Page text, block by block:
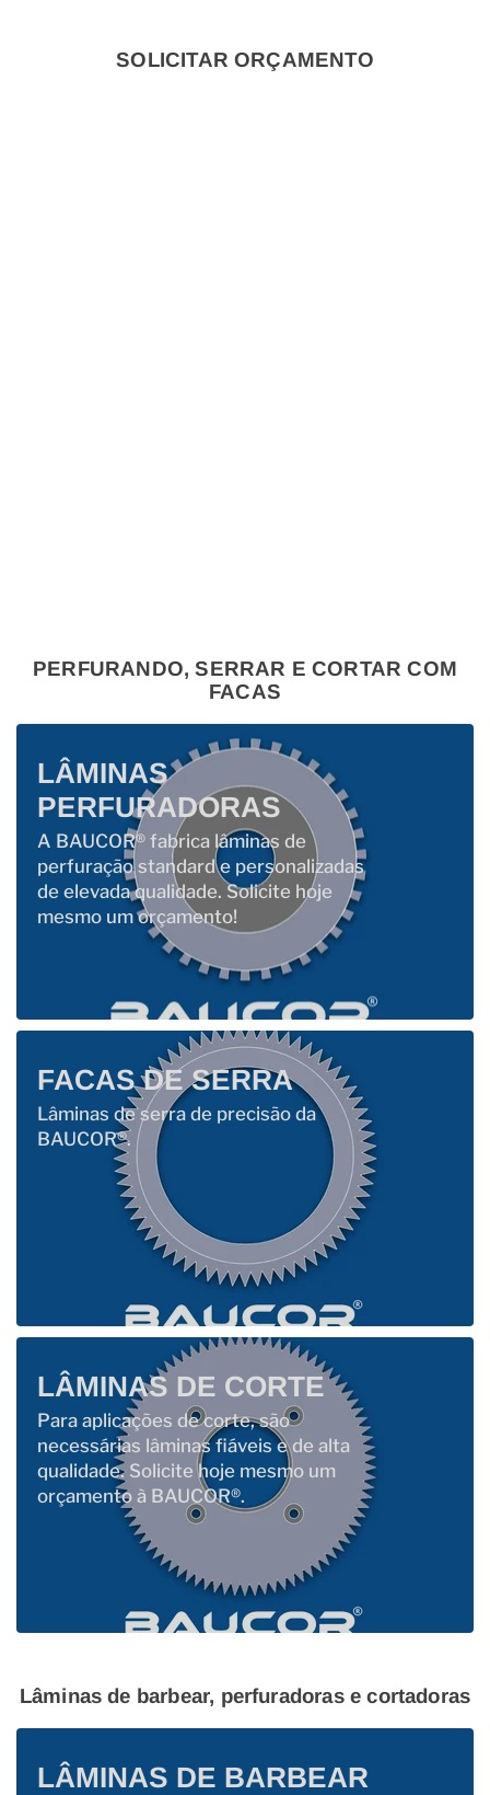
SOLICITAR ORÇAMENTO
PERFURANDO, SERRAR E CORTAR COM
FACAS
LÂMINAS
PERFURADORAS
A BAUCOR® fabrica lâminas de
perfuração standard e personalizadas
de elevada qualidade. Solicite hoje
mesmo um orçamento!
FACAS DE SERRA
Lâminas de serra de precisão da
BAUCOR®.
LÂMINAS DE CORTE
Para aplicações de corte, são
necessárias lâminas fiáveis ​​e de alta
qualidade. Solicite hoje mesmo um
orçamento à BAUCOR®.
Lâminas de barbear, perfuradoras e cortadoras
LÂMINAS DE BARBEAR